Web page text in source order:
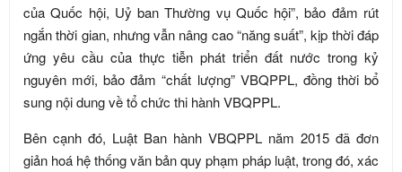
của Quốc hội, Uỷ ban Thường vụ Quốc hội”, bảo đảm rút
ngắn thời gian, nhưng vẫn nâng cao “năng suất”, kịp thời đáp
ứng yêu cầu của thực tiễn phát triển đất nước trong kỷ
nguyên mới, bảo đảm “chất lượng” VBQPPL, đồng thời bổ
sung nội dung về tổ chức thi hành VBQPPL.
Bên cạnh đó, Luật Ban hành VBQPPL năm 2015 đã đơn
giản hoá hệ thống văn bản quy phạm pháp luật, trong đó, xác